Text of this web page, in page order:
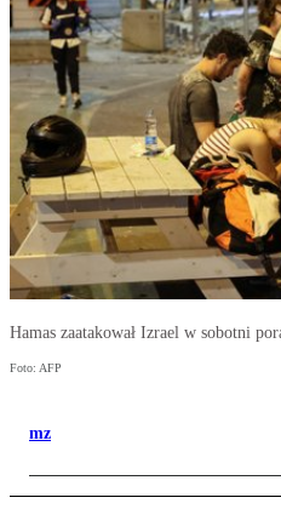
Hamas zaatakował Izrael w sobotni
Foto: AFP
mz